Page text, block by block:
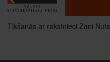
Tikšanās ar rakstnieci Zani Nuts